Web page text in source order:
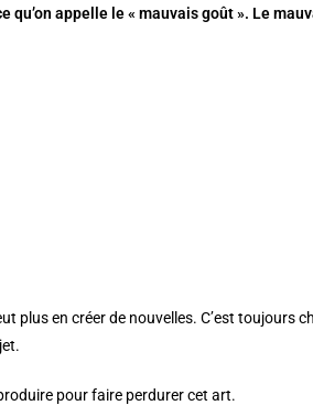
qu’on appelle le « mauvais goût ». Le
plus en créer de nouvelles. C’est toujours
pour faire perdurer cet art.